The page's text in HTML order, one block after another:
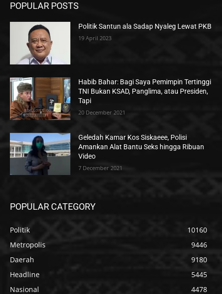
POPULAR POSTS
Politik Santun ala Sadap Nyaleg Lewat PKB
19 April 2023
Habib Bahar: Bagi Saya Pemimpin Tertinggi
TNI Bukan KSAD, Panglima, atau Presiden,
Tapi
20 December 2021
Geledah Kamar Kos Siskaeee, Polisi
Amankan Alat Bantu Seks hingga Ribuan
Video
7 December 2021
POPULAR CATEGORY
Politik
10160
Metropolis
9446
Daerah
9180
Headline
5445
Nasional
4478